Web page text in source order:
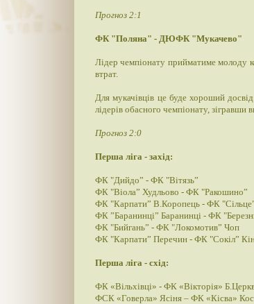
Прогноз 2:1
ФК "Поляна" - ДЮФК "Мукачево"
Лідер чемпіонату прийматиме молоду
втрат.
Для мукачівців це буде хороший
лідерів обасного чемпіонату,
Прогноз 2:0
Перша ліга - захід:
ФК "Дийдо” - ФК "Вітязь”
ФК "Віола” Худльово - ФК "Ракошино”
ФК "Карпати” В.Коропець - ФК
ФК ”Баранинці” Баранинці - ФК
ФК "Бийгань” - ФК "Локомотив” Чоп
ФК "Карпати” Перечин - ФК "Сокіл”
Перша ліга - схід:
ФК «Вільхівці» - ФК «Вікторія»
ФСК «Говерла» Ясіня – ФК «Кісва»